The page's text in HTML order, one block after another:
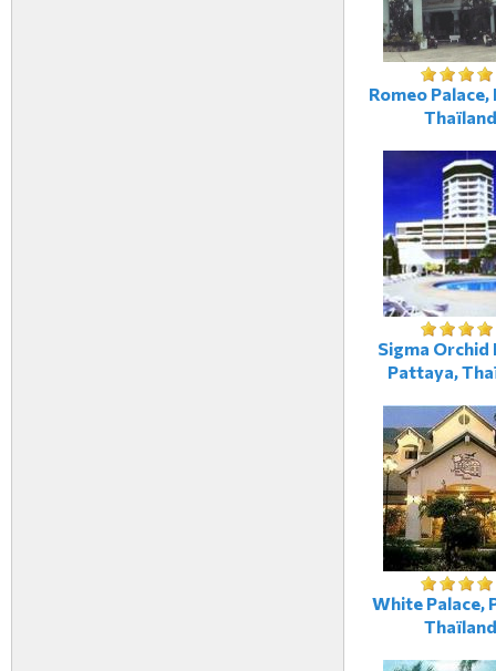
Romeo
Sigma Orchid
Pattaya,
White Palace,